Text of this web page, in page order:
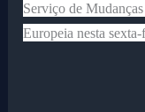
Serviço de
Europeia nesta